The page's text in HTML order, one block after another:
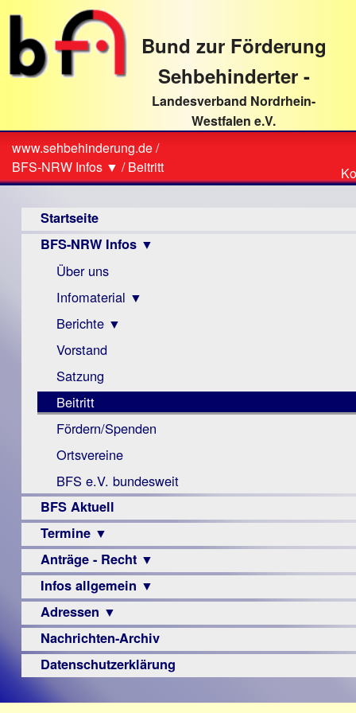
direkt
Textinhalt
Bund zur Förderung
Sehbehinderter -
Landesverband Nordrhein-
Westfalen e.V.
Sie
sind
hier
www.sehbehinderung.de/
BFS-NRW Infos ▼ /Beitritt
Startseite
BFS-NRW Infos ▼
Über uns
Infomaterial ▼
Visus
Zeitschrift
Monokular
Mac
Instagram-
Links
Berichte ▼
Archiv
Berichte
Vorstand
Satzung
Beitritt
Fördern/Spenden
Ortsvereine
BFS e.V. bundesweit
BFS Aktuell
Termine ▼
Veranstaltungsprogramme
Anträge - Recht ▼
Archiv
Urteile
Infos allgemein ▼
Sehbehinderung
Frühförderung
Schule
–
Adressen ▼
Augenoptiker
Berufsbildungswerke
Nachrichten-Archiv
Datenschutzerklärung